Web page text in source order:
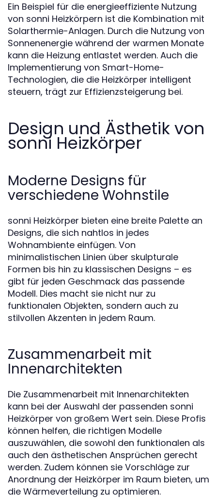
Ein Beispiel für die energieeffiziente Nutzung
von sonni Heizkörpern ist die Kombination mit
Solarthermie-Anlagen. Durch die Nutzung von
Sonnenenergie während der warmen Monate
kann die Heizung entlastet werden. Auch die
Implementierung von Smart-Home-
Technologien, die die Heizkörper intelligent
steuern, trägt zur Effizienzsteigerung bei.
Design und Ästhetik von
sonni Heizkörper
Moderne Designs für
verschiedene Wohnstile
sonni Heizkörper bieten eine breite Palette an
Designs, die sich nahtlos in jedes
Wohnambiente einfügen. Von
minimalistischen Linien über skulpturale
Formen bis hin zu klassischen Designs – es
gibt für jeden Geschmack das passende
Modell. Dies macht sie nicht nur zu
funktionalen Objekten, sondern auch zu
stilvollen Akzenten in jedem Raum.
Zusammenarbeit mit
Innenarchitekten
Die Zusammenarbeit mit Innenarchitekten
kann bei der Auswahl der passenden sonni
Heizkörper von großem Wert sein. Diese Profis
können helfen, die richtigen Modelle
auszuwählen, die sowohl den funktionalen als
auch den ästhetischen Ansprüchen gerecht
werden. Zudem können sie Vorschläge zur
Anordnung der Heizkörper im Raum bieten, um
die Wärmeverteilung zu optimieren.